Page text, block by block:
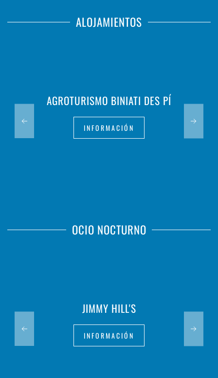
ALOJAMIENTOS
AGROTURISMO BINIATI DES PÍ
INFORMACIÓN
OCIO NOCTURNO
JIMMY HILL'S
INFORMACIÓN